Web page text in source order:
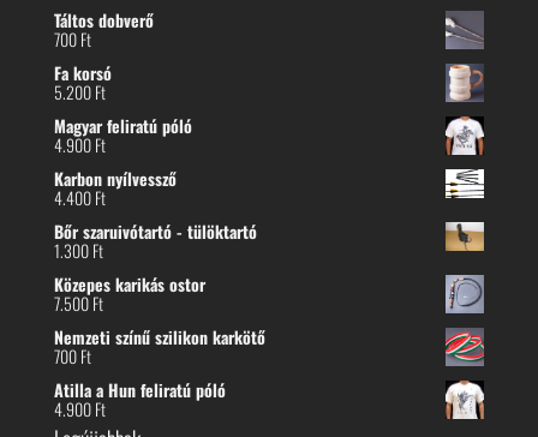
Táltos dobverő
700Ft
Fa korsó
5.200Ft
Magyar feliratú póló
4.900Ft
Karbon nyílvessző
4.400Ft
Bőr szaruivótartó - tülöktartó
1.300Ft
Közepes karikás ostor
7.500Ft
Nemzeti színű szilikon karkötő
700Ft
Atilla a Hun feliratú póló
4.900Ft